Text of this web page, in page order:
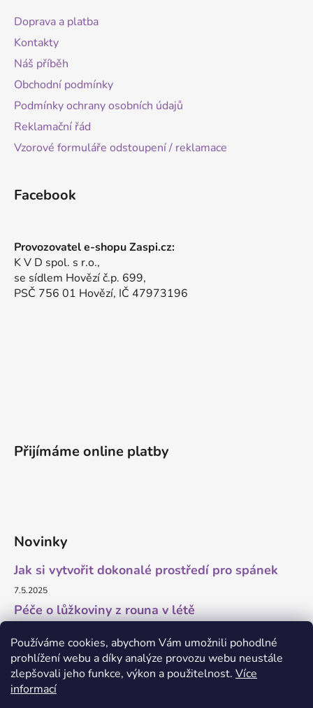
Používáme cookies, abychom Vám umožnili pohodlné
prohlížení webu a díky analýze provozu webu neustále
zlepšovali jeho funkce, výkon a použitelnost. Více
informací
Doprava a platba
Kontakty
Náš příběh
Obchodní podmínky
Podmínky ochrany osobních údajů
Reklamační řád
Vzorové formuláře odstoupení / reklamace
Facebook
Provozovatel e-shopu Zaspi.cz:
K V D spol. s r.o.,
se sídlem Hovězí č.p. 699,
PSČ 756 01 Hovězí, IČ 47973196
Přijímáme online platby
Novinky
Jak si vytvořit dokonalé prostředí pro spánek
7.5.2025
Péče o lůžkoviny z rouna v létě